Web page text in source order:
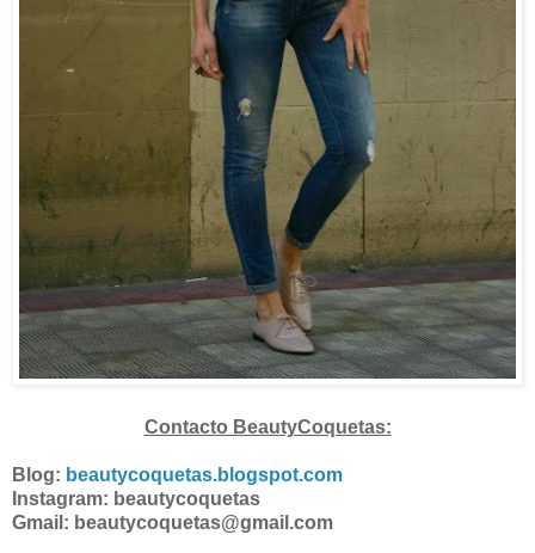
Contacto BeautyCoquetas:
Blog: beautycoquetas.blogspot.com
Instagram: beautycoquetas
Gmail: beautycoquetas@gmail.com